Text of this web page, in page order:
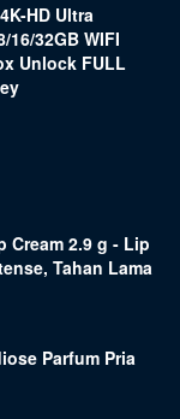
HD Ultra
16/32GB WIFI
Unlock FULL
Cream 2.9 g - Lip
Tahan Lama
Parfum Pria